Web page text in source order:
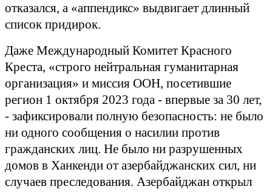
отказался, а «аппендикс» выдвигает длинный
список придирок.
Даже Международный Комитет Красного
Креста, «строго нейтральная гуманитарная
организация» и миссия ООН, посетившие
регион 1 октября 2023 года - впервые за 30 лет,
- зафиксировали полную безопасность: не было
ни одного сообщения о насилии против
гражданских лиц. Не было ни разрушенных
домов в Ханкенди от азербайджанских сил, ни
случаев преследования. Азербайджан открыл